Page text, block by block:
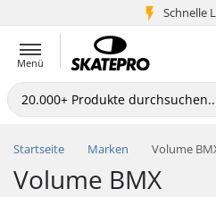
Schnelle
5+ Mio.
Menü
Startseite Marken Volume
Volume BMX